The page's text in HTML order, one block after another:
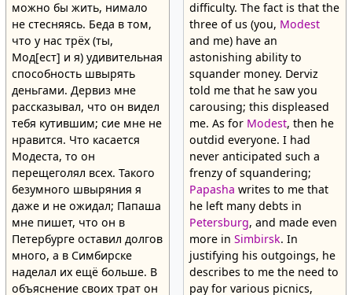
можно бы жить, нимало
не стесняясь. Беда в том,
что у нас трёх (ты,
Мод[ест] и я) удивительная
способность швырять
деньгами. Дервиз мне
рассказывал, что он видел
тебя кутившим; сие мне не
нравится. Что касается
Модеста, то он
перещеголял всех. Такого
безумного швыряния я
даже и не ожидал; Папаша
мне пишет, что он в
Петербурге оставил долгов
много, а в Симбирске
наделал их ещё больше. В
объяснение своих трат он
difficulty. The fact is that the
three of us (you, Modest
and me) have an
astonishing ability to
squander money. Derviz
told me that he saw you
carousing; this displeased
me. As for Modest, then he
outdid everyone. I had
never anticipated such a
frenzy of squandering;
Papasha writes to me that
he left many debts in
Petersburg, and made even
more in Simbirsk. In
justifying his outgoings, he
describes to me the need to
pay for various picnics,